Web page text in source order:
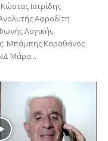
Ιατρίδης
Αφροδίτη
Λογικής
Μπάμπης Καραθάνος
Μάρα...